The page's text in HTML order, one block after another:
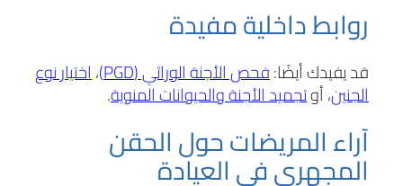
روابط داخلية مفيدة
قد يفيدك أيضًا:فحص الأجنة الوراثي (PGD) ،اختيار نوع
الجنين، أوتجميد الأجنة والحيوانات المنوية.
آراء المريضات حول الحقن
المجهري في العيادة